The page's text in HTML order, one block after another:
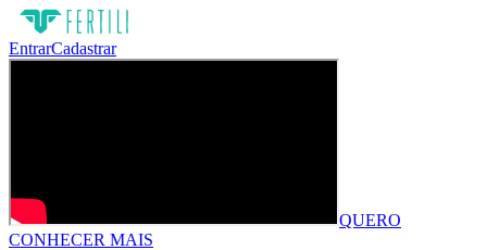
EntrarCadastrar
QUERO
CONHECER MAIS